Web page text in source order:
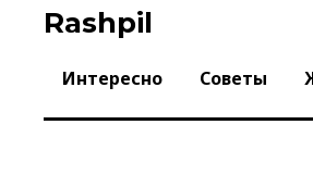
Rashpil
Интересно Советы